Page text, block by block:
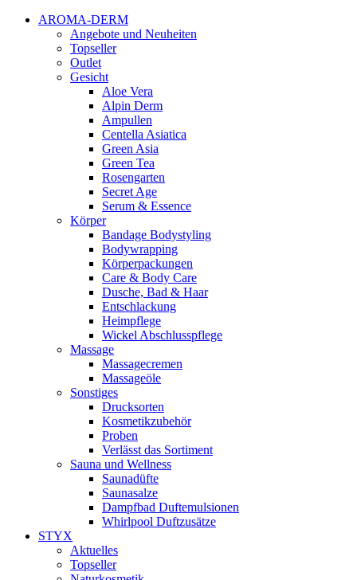
AROMA-DERM
Angebote und Neuheiten
Topseller
Outlet
Gesicht
Aloe Vera
Alpin Derm
Ampullen
Centella Asiatica
Green Asia
Green Tea
Rosengarten
Secret Age
Serum & Essence
Körper
Bandage Bodystyling
Bodywrapping
Körperpackungen
Care & Body Care
Dusche, Bad & Haar
Entschlackung
Heimpflege
Wickel Abschlusspflege
Massage
Massagecremen
Massageöle
Sonstiges
Drucksorten
Kosmetikzubehör
Proben
Verlässt das Sortiment
Sauna und Wellness
Saunadüfte
Saunasalze
Dampfbad Duftemulsionen
Whirlpool Duftzusätze
STYX
Aktuelles
Topseller